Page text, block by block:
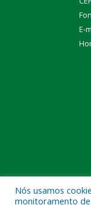
E-
Nós usamos
monitoramento de